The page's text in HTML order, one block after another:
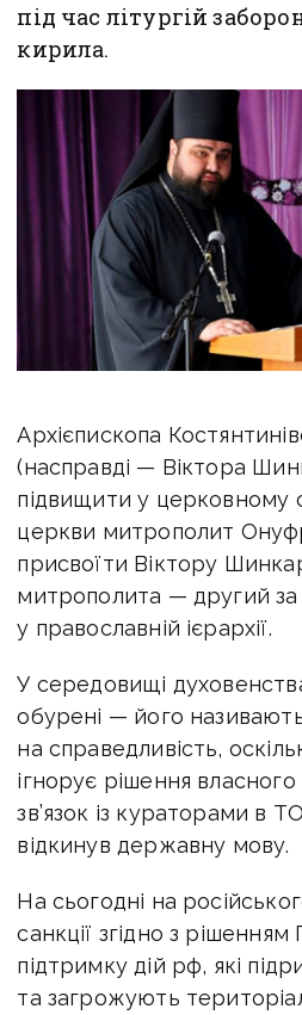
під час літургій
кирила.
Архієпископа
(насправді — Віктора
підвищити у церковному
церкви митрополит
присвоїти Віктору
митрополита — другий за
у православній ієрархії.
У середовищі
обурені — його
на справедливість,
ігнорує рішення
зв’язок із кураторами в
відкинув державну мову.
На сьогодні на
санкції згідно з
підтримку дій рф, які
та загрожують